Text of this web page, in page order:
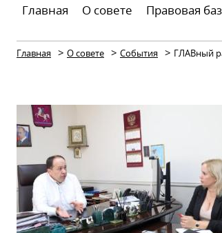
Главная О совете Правовая
Главная > О совете > События > ГЛАВный